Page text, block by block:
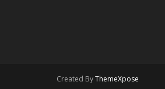
Created ByThemeXpose